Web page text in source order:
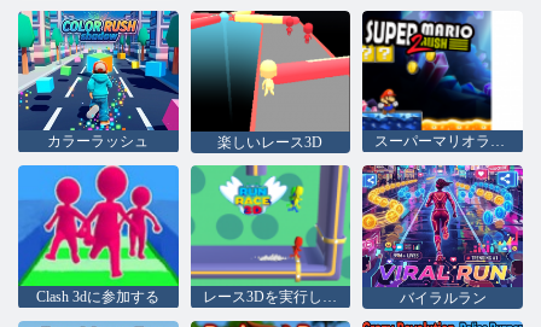
カラーラッシュ 楽しいレース3D スーパーマリオラッシュ2
Clash 3dに参加する レース3Dを実行します バイラルラン